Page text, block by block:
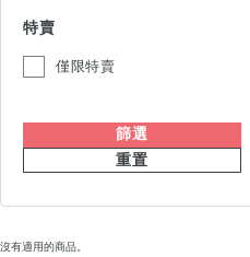
特賣
僅限特賣
篩選
重置
沒有適用的商品。